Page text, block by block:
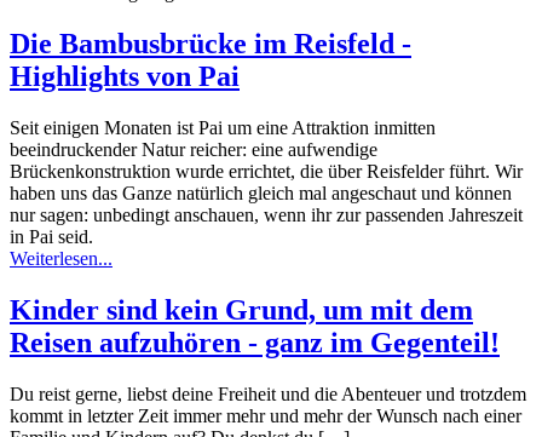
Die Bambusbrücke im Reisfeld -
Highlights von Pai
Seit einigen Monaten ist Pai um eine Attraktion inmitten
beeindruckender Natur reicher: eine aufwendige
Brückenkonstruktion wurde errichtet, die über Reisfelder führt. Wir
haben uns das Ganze natürlich gleich mal angeschaut und können
nur sagen: unbedingt anschauen, wenn ihr zur passenden Jahreszeit
in Pai seid.
Weiterlesen...
Kinder sind kein Grund, um mit dem
Reisen aufzuhören - ganz im Gegenteil!
Du reist gerne, liebst deine Freiheit und die Abenteuer und trotzdem
kommt in letzter Zeit immer mehr und mehr der Wunsch nach einer